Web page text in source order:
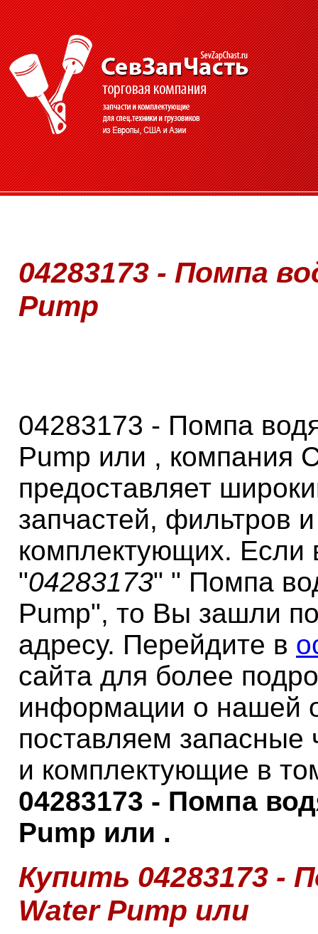
04283173 - Помпа
Pump
04283173 - Помпа
Pump или , компания
предоставляет
запчастей, фильтров и
комплектующих. Если
"04283173" " Помпа
Pump", то Вы зашли
адресу. Перейдите в
сайта для более
информации о нашей
поставляем запасные
и комплектующие в
04283173 - Помпа
Pump или .
Купить 04283173 -
Water Pump или